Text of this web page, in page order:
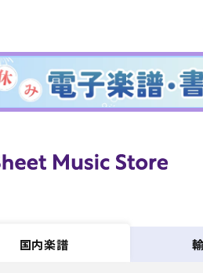
国内楽譜